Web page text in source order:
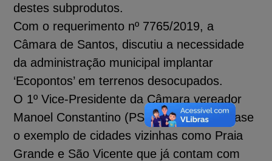
destes subprodutos.
Com o requerimento nº 7765/2019, a
Câmara de Santos, discutiu a necessidade
da administração municipal implantar
‘Ecopontos’ em terrenos desocupados.
O 1º Vice-Presidente da Câmara vereador
Manoel Constantino (PSDB) tomou por base
o exemplo de cidades vizinhas como Praia
Grande e São Vicente que já contam com